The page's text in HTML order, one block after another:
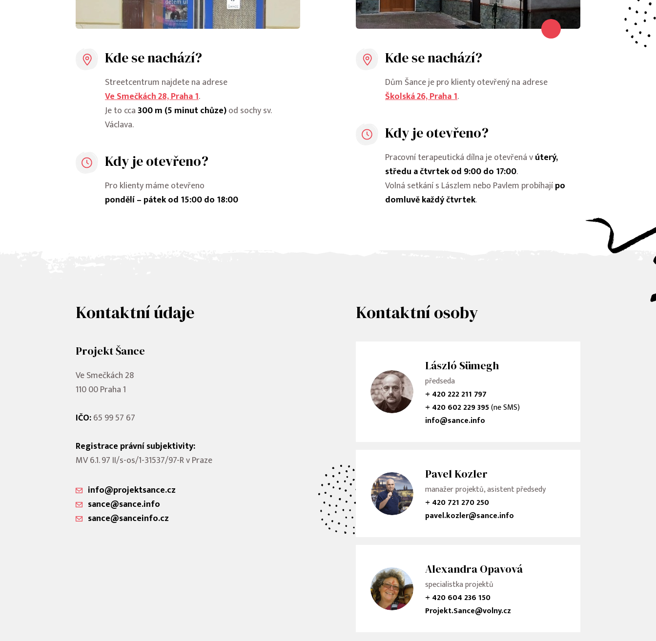
Kde se nachází?
Streetcentrum najdete na adrese
Ve Smečkách 28, Praha 1.
Je to cca300 m (5 minut chůze)od sochy sv.
Václava.
Kdy je otevřeno?
Pro klienty máme otevřeno
pondělí – pátek od 15:00 do 18:00
Kde se nachází?
Dům Šance je pro klienty otevřený na adrese
Školská 26, Praha 1.
Kdy je otevřeno?
Pracovní terapeutická dílna je otevřená vúterý,
středu a čtvrtek od 9:00 do 17:00.
Volná setkání s Lászlem nebo Pavlem probíhajípo
domluvě každý čtvrtek.
Kontaktní údaje
Projekt Šance
Ve Smečkách 28
110 00 Praha 1
IČO:65 99 57 67
Registrace právní subjektivity:
MV 6.1. 97 II/s-os/1-31537/97-R v Praze
info@projektsance.cz
sance@sance.info
sance@sanceinfo.cz
Kontaktní osoby
László Sümegh
předseda
+ 420 222 211 797
+ 420 602 229 395(ne SMS)
info@sance.info
Pavel Kozler
manažer projektů, asistent předsedy
+ 420 721 270 250
pavel.kozler@sance.info
Alexandra Opavová
specialistka projektů
+ 420 604 236 150
Projekt.Sance@volny.cz